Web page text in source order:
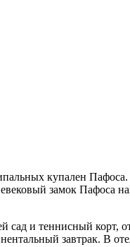
купален Пафоса.
замок Пафоса
сад и теннисный
завтрак. В